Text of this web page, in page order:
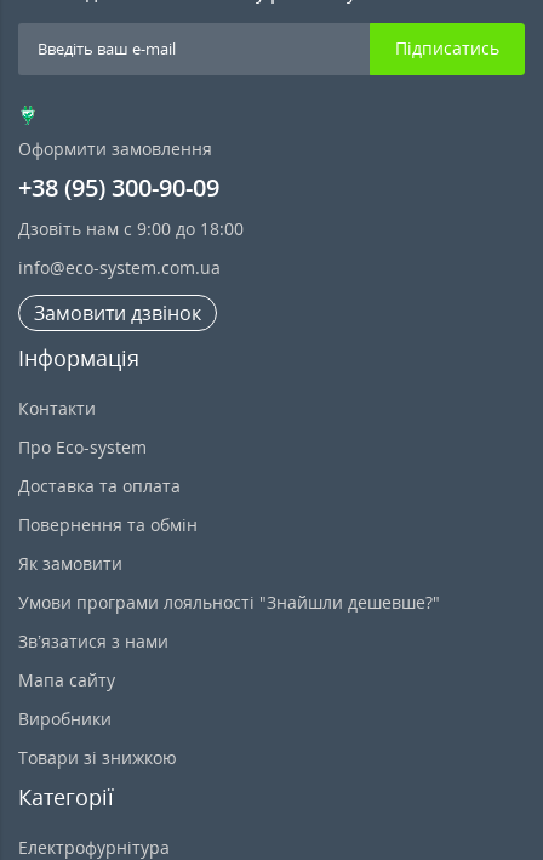
Підписатись
Оформити замовлення
+38 (95) 300-90-09
Дзовіть нам с 9:00 до 18:00
info@eco-system.com.ua
Замовити дзвінок
Інформація
Контакти
Про Eco-system
Доставка та оплата
Повернення та обмін
Як замовити
Умови програми лояльності "Знайшли дешевше?"
Зв’язатися з нами
Мапа сайту
Виробники
Товари зі знижкою
Категорії
Електрофурнітура